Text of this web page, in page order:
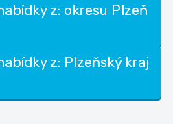
z: okresu Plzeň
z: Plzeňský kraj